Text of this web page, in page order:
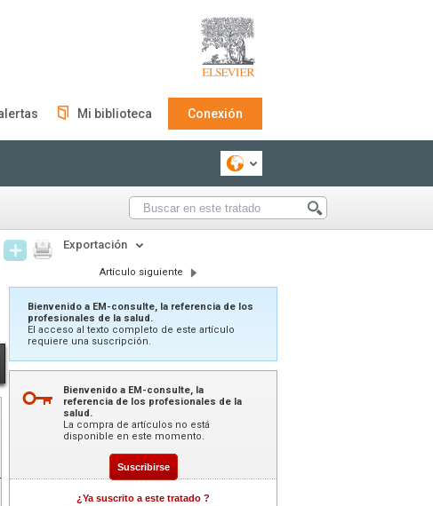
Mi biblioteca Conexión
Exportación
Artículo siguiente
Bienvenido a EM-consulte, la referencia de los
profesionales de la salud.
El acceso al texto completo de este artículo
requiere una suscripción.
Bienvenido a EM-consulte, la
referencia de los profesionales de la
salud.
La compra de artículos no está
disponible en este momento.
Suscribirse
¿Ya suscrito a este tratado ?